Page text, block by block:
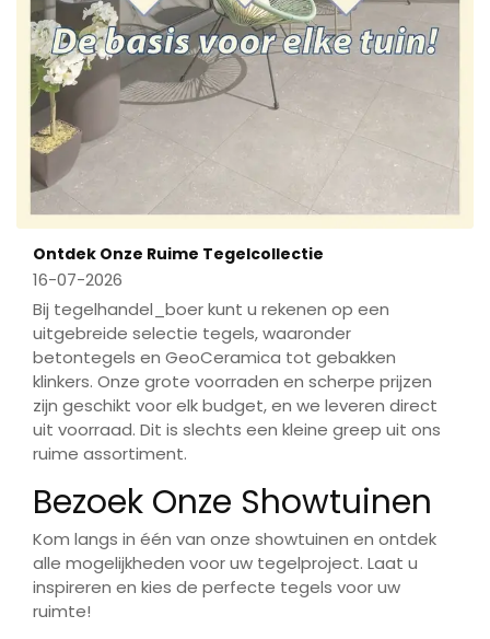
Ontdek Onze Ruime Tegelcollectie
16-07-2026
Bij tegelhandel_boer kunt u rekenen op een
uitgebreide selectie tegels, waaronder
betontegels en GeoCeramica tot gebakken
klinkers. Onze grote voorraden en scherpe prijzen
zijn geschikt voor elk budget, en we leveren direct
uit voorraad. Dit is slechts een kleine greep uit ons
ruime assortiment.
Bezoek Onze Showtuinen
Kom langs in één van onze showtuinen en ontdek
alle mogelijkheden voor uw tegelproject. Laat u
inspireren en kies de perfecte tegels voor uw
ruimte!